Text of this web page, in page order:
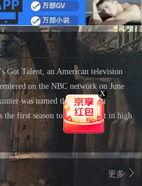
Talent, an American television
on the NBC network on June
was named the winner on
the first season to be broadcast in high
更多
X